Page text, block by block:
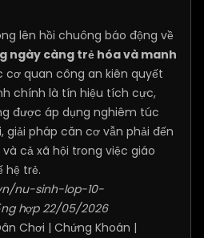
lên hồi chuông báo động về
ngày càng trẻ hóa và manh
cơ quan công an kiên quyết
chính là tín hiệu tích cực,
được áp dụng nghiêm túc
giải pháp căn cơ vẫn phải đến
cả xã hội trong việc giáo
hệ trẻ.
nu-sinh-lop-10-
hợp 22/05/2026
Chơi | Chứng Khoán |